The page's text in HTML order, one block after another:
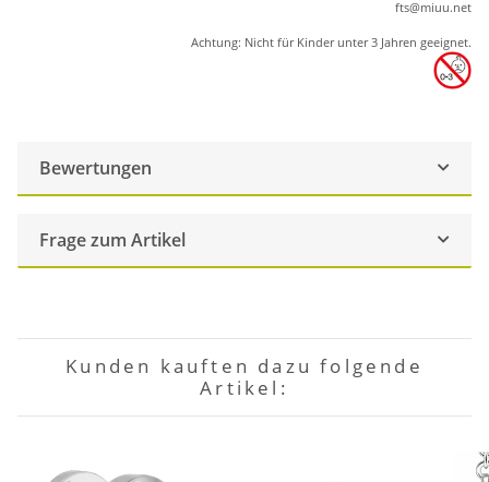
fts@miuu.net
Achtung: Nicht für Kinder unter 3 Jahren geeignet.
Bewertungen
Frage zum Artikel
Kunden kauften dazu folgende
Artikel: